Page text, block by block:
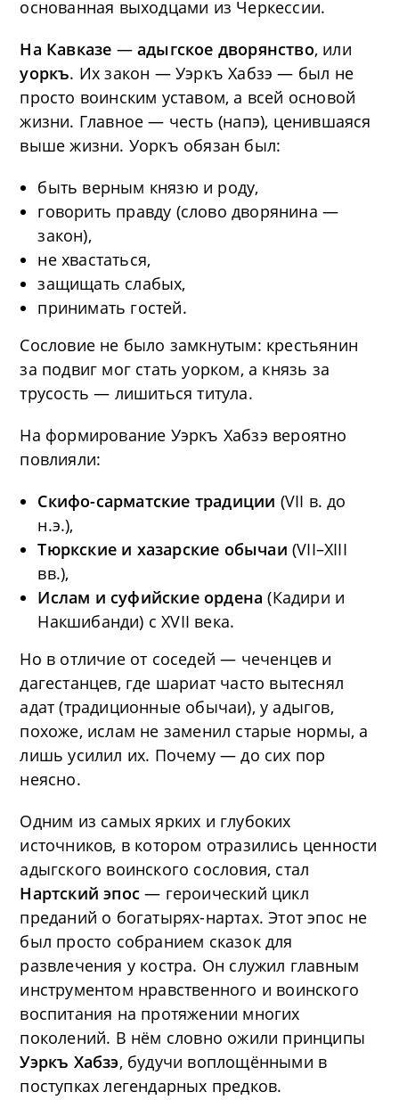
основанная выходцами из Черкессии.
На Кавказе —адыгское дворянство, или
уоркъ. Их закон — Уэркъ Хабзэ — был не
просто воинским уставом, а всей основой
жизни. Главное — честь (напэ), ценившаяся
выше жизни. Уоркъ обязан был:
быть верным князю и роду,
говорить правду (слово дворянина —
закон),
не хвастаться,
защищать слабых,
принимать гостей.
Сословие не было замкнутым: крестьянин
за подвиг мог стать уорком, а князь за
трусость — лишиться титула.
На формирование Уэркъ Хабзэ вероятно
повлияли:
Скифо-сарматские традиции (VII в. до
н.э.),
Тюркские и хазарские обычаи (VII–XIII
вв.),
Ислам и суфийские ордена (Кадири и
Накшибанди) с XVII века.
Но в отличие от соседей — чеченцев и
дагестанцев, где шариат часто вытеснял
адат (традиционные обычаи), у адыгов,
похоже, ислам не заменил старые нормы, а
лишь усилил их. Почему — до сих пор
неясно.
Одним из самых ярких и глубоких
источников, в котором отразились ценности
адыгского воинского сословия, стал
Нартский эпос — героический цикл
преданий о богатырях-нартах. Этот эпос не
был просто собранием сказок для
развлечения у костра. Он служил главным
инструментом нравственного и воинского
воспитания на протяжении многих
поколений. В нём словно ожили принципы
Уэркъ Хабзэ, будучи воплощёнными в
поступках легендарных предков.